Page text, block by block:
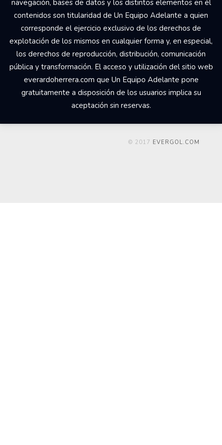
navegación, bases de datos y los distintos elementos en él
contenidos son titularidad de Un Equipo Adelante a quien
corresponde el ejercicio exclusivo de los derechos de
explotación de los mismos en cualquier forma y, en especial,
los derechos de reproducción, distribución, comunicación
pública y transformación. El acceso y utilización del sitio web
everardoherrera.com que Un Equipo Adelante pone
gratuitamente a disposición de los usuarios implica su
aceptación sin reservas.
© 2017 EVERGOL.COM